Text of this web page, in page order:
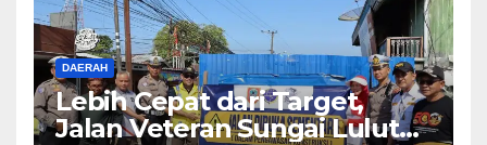
DAERAH
Lebih Cepat dari Target,
Jalan Veteran Sungai Lulut